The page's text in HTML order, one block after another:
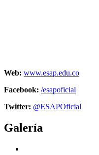
Web: www.esap.edu.co
Facebook: /esapoficial
Twitter: @ESAPOficial
Galería